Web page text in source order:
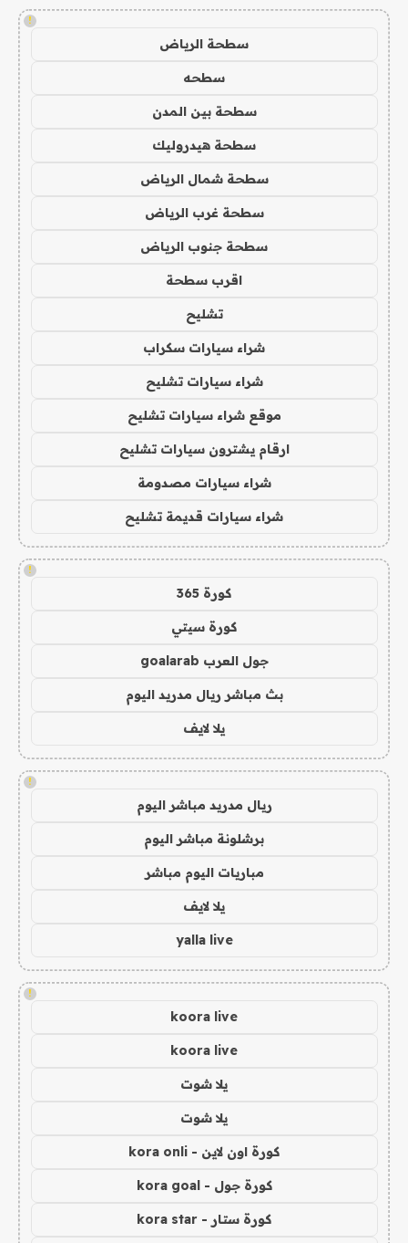
!
سطحة الرياض
سطحه
سطحة بين المدن
سطحة هيدروليك
سطحة شمال الرياض
سطحة غرب الرياض
سطحة جنوب الرياض
اقرب سطحة
تشليح
شراء سيارات سكراب
شراء سيارات تشليح
موقع شراء سيارات تشليح
ارقام يشترون سيارات تشليح
شراء سيارات مصدومة
شراء سيارات قديمة تشليح
!
كورة 365
كورة سيتي
جول العرب goalarab
بث مباشر ريال مدريد اليوم
يلا لايف
!
ريال مدريد مباشر اليوم
برشلونة مباشر اليوم
مباريات اليوم مباشر
يلا لايف
yalla live
!
koora live
koora live
يلا شوت
يلا شوت
كورة اون لاين - kora onli
كورة جول - kora goal
كورة ستار - kora star